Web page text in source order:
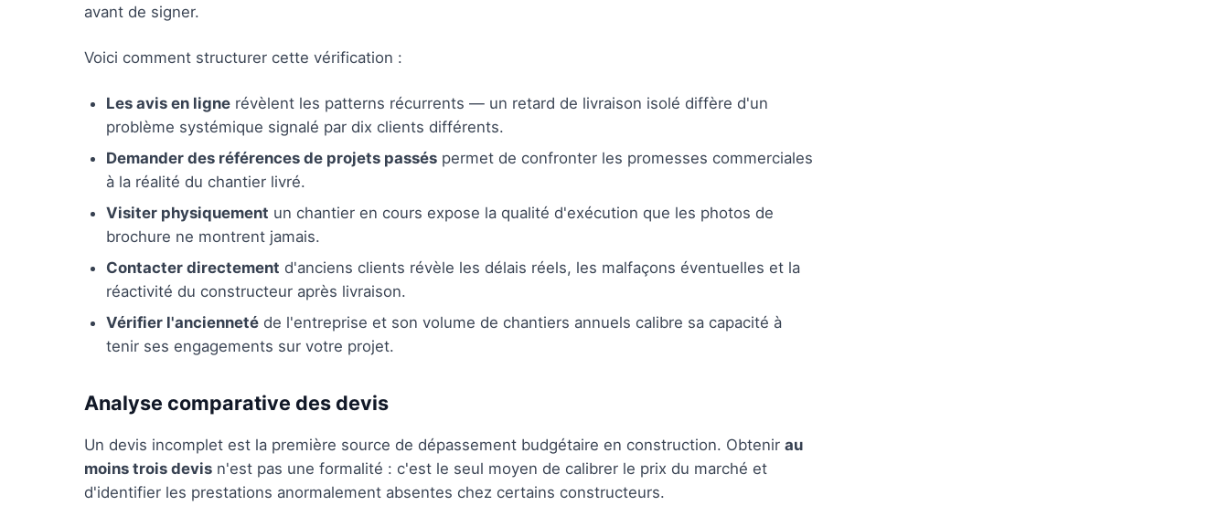
avant de signer.
Voici comment structurer cette vérification :
Les avis en ligne révèlent les patterns récurrents — un retard de livraison isolé diffère d'un
problème systémique signalé par dix clients différents.
Demander des références de projets passés permet de confronter les promesses commerciales
à la réalité du chantier livré.
Visiter physiquement un chantier en cours expose la qualité d'exécution que les photos de
brochure ne montrent jamais.
Contacter directement d'anciens clients révèle les délais réels, les malfaçons éventuelles et la
réactivité du constructeur après livraison.
Vérifier l'ancienneté de l'entreprise et son volume de chantiers annuels calibre sa capacité à
tenir ses engagements sur votre projet.
Analyse comparative des devis
Un devis incomplet est la première source de dépassement budgétaire en construction. Obtenir au
moins trois devis n'est pas une formalité : c'est le seul moyen de calibrer le prix du marché et
d'identifier les prestations anormalement absentes chez certains constructeurs.